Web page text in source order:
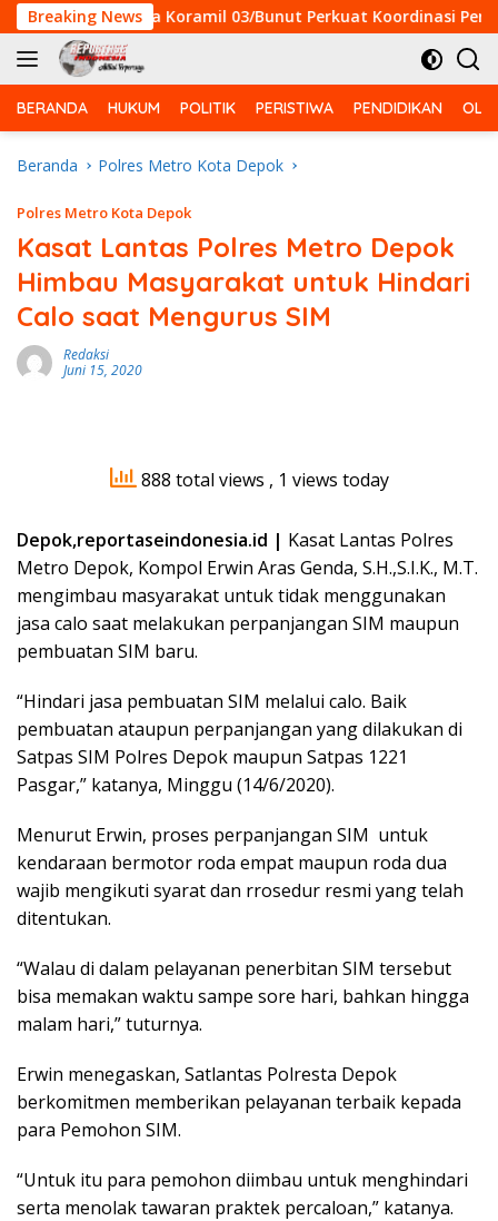
Langsung
ke
konten
Breaking News
Babinsa Koramil 03/Bunut Perkuat Koordinasi
BERANDA HUKUM POLITIK PERISTIWA PENDIDIKAN
Beranda Polres Metro Kota Depok
Polres Metro Kota Depok
Kasat Lantas Polres Metro Depok
Himbau Masyarakat untuk Hindari
Calo saat Mengurus SIM
Redaksi
Juni 15, 2020
888 total views , 1 views today
Depok,reportaseindonesia.id | Kasat Lantas Polres
Metro Depok, Kompol Erwin Aras Genda, S.H.,S.I.K., M.T.
mengimbau masyarakat untuk tidak menggunakan
jasa calo saat melakukan perpanjangan SIM maupun
pembuatan SIM baru.
“Hindari jasa pembuatan SIM melalui calo. Baik
pembuatan ataupun perpanjangan yang dilakukan di
Satpas SIM Polres Depok maupun Satpas 1221
Pasgar,” katanya, Minggu (14/6/2020).
Menurut Erwin, proses perpanjangan SIM untuk
kendaraan bermotor roda empat maupun roda dua
wajib mengikuti syarat dan rrosedur resmi yang telah
ditentukan.
“Walau di dalam pelayanan penerbitan SIM tersebut
bisa memakan waktu sampe sore hari, bahkan hingga
malam hari,” tuturnya.
Erwin menegaskan, Satlantas Polresta Depok
berkomitmen memberikan pelayanan terbaik kepada
para Pemohon SIM.
“Untuk itu para pemohon diimbau untuk menghindari
serta menolak tawaran praktek percaloan,” katanya.